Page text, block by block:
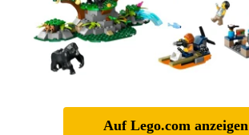
Auf Lego.com anzeigen